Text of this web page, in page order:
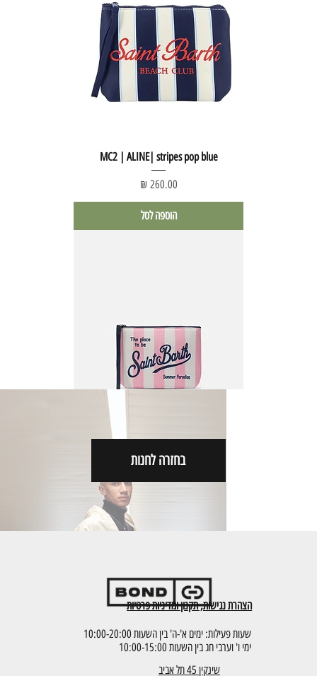
MC2 | ALINE| stripes pop blue
מחיר
הוספה לסל
MC2 | ALINE| stripes pop pink
בחזרה לחנות
הצהרת נגישות, תקנון ומדיניות פרטיות
שעות פעילות: ימים א'-ה' בין השעות 10:00-20:00
ימי ו' וערבי חג בין השעות 10:00-15:00
שינקין 45 תל אביב